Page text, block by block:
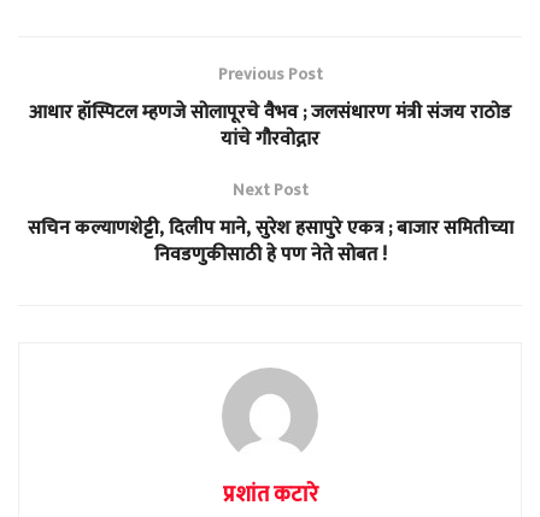
Previous Post
आधार हॉस्पिटल म्हणजे सोलापूरचे वैभव ; जलसंधारण मंत्री संजय राठोड
यांचे गौरवोद्गार
Next Post
सचिन कल्याणशेट्टी, दिलीप माने, सुरेश हसापुरे एकत्र ; बाजार समितीच्या
निवडणुकीसाठी हे पण नेते सोबत !
प्रशांत कटारे